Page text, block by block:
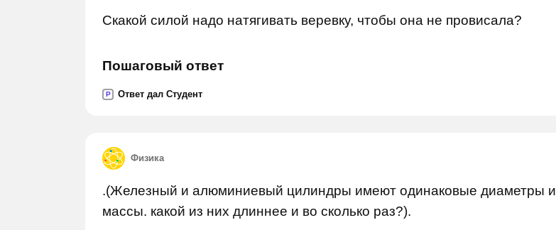
Скакой силой надо натягивать веревку, чтобы она не провисала?
Пошаговый ответ
P Ответ дал Студент
Физика
.(Железный и алюминиевый цилиндры имеют одинаковые диаметры и
массы. какой из них длиннее и во сколько раз?).